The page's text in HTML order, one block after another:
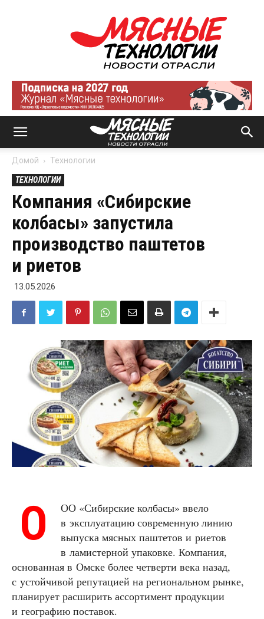
Мясные
технологии
|
Новости
отрасли
Домой Технологии
ТЕХНОЛОГИИ
Компания «Сибирские
колбасы» запустила
производство паштетов
и риетов
13.05.2026
О
ОО «Сибирские колбасы» ввело
в эксплуатацию современную линию
выпуска мясных паштетов и риетов
в ламистерной упаковке. Компания,
основанная в Омске более четверти века назад,
с устойчивой репутацией на региональном рынке,
планирует расширить ассортимент продукции
и географию поставок.